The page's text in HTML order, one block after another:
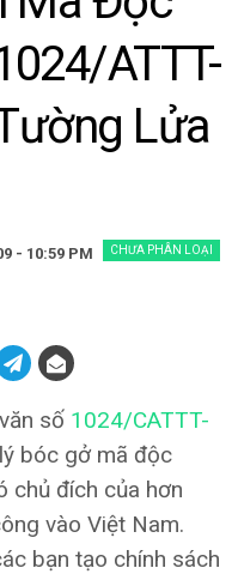
ATTT-
Lửa
CHƯA PHÂN LOẠI
- 10:59 PM
số 1024/CATTT-
bóc gở mã độc
chủ đích của hơn
vào Việt Nam.
bạn tạo chính sách